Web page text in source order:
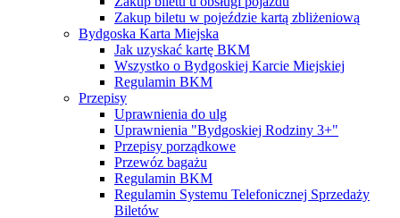
Zakup biletu w pojeździe kartą zbliżeniową
Bydgoska Karta Miejska
Jak uzyskać kartę BKM
Wszystko o Bydgoskiej Karcie Miejskiej
Regulamin BKM
Przepisy
Uprawnienia do ulg
Uprawnienia "Bydgoskiej Rodziny 3+"
Przepisy porządkowe
Przewóz bagażu
Regulamin BKM
Regulamin Systemu Telefonicznej Sprzedaży
Biletów